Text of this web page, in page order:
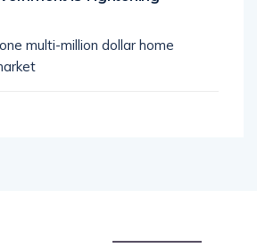
multi-million dollar home